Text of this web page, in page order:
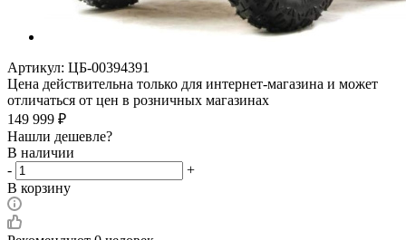
Артикул: ЦБ-00394391
Цена действительна только для интернет-магазина и может
отличаться от цен в розничных магазинах
149 999 ₽
Нашли дешевле?
В наличии
-
+
В корзину